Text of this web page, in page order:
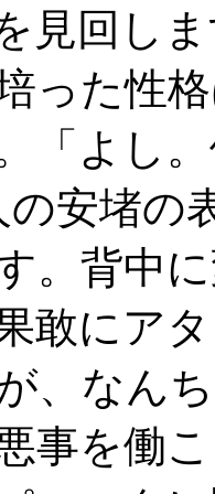
見回し
った性
「よし
の安堵の
。背中
敢にア
、なん
事を働